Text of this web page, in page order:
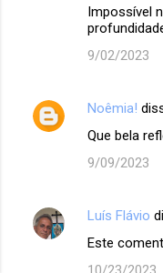
Impossível
9/02/2023
Noêmia!
Que bela
9/09/2023
Luís Flávio
Este